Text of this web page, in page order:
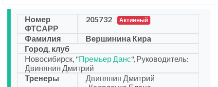
Номер
ФТСАРР
205732 Активный
Фамилия
Вершинина Кира
Город, клуб
Новосибирск, "Премьер Данс", Руководитель:
Двинянин Дмитрий
Тренеры
Двинянин Дмитрий